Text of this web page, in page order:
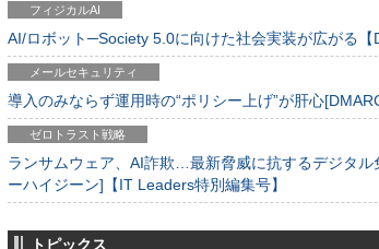
フィジカルAI
AI/ロボット─Society 5.0に向けた社会実装が広がる【
メールセキュリティ
導入のみならず運用時の“ポリシー上げ”が肝心
ゼロトラスト戦略
ランサムウェア、AI詐欺…最新脅威に抗するデジタ
ーハイジーン]【IT Leaders特別編集号】
トピックス